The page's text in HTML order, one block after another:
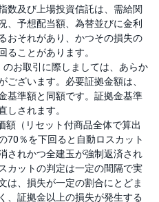
数及び上場投資信託は、需給関
、予想配当額、為替並びに金利
おそれがあり、かつその損失の
ことがあります。
お取引に際しましては、あらか
ざいます。必要証拠金額は、
基準額と同額です。証拠金基準
されます。
額（リセット付商品全体で算出
70％を下回ると自動ロスカット
されかつ全建玉が強制返済され
カットの判定は一定の間隔で実
は、損失が一定の割合にとどま
、証拠金以上の損失が発生する